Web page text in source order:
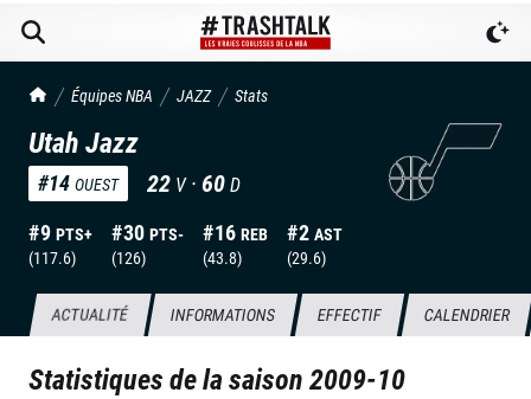
TrashTalk Actu NBA
Équipes NBA JAZZ Stats
Utah Jazz
#14 OUEST 22 V ·60D
#9 PTS+
(117.6)
#30 PTS-
(126)
#16 REB
(43.8)
#2 AST
(29.6)
ACTUALITÉ INFORMATIONS EFFECTIF CALENDRIER
Statistiques de la saison2009-10